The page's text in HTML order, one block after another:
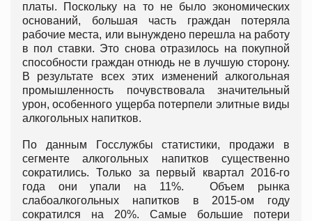
платы. Поскольку на то не было экономических
оснований, большая часть граждан потеряла
рабочие места, или вынуждено перешла на работу
в пол ставки. Это снова отразилось на покупной
способности граждан отнюдь не в лучшую сторону.
В результате всех этих изменений алкогольная
промышленность почувствовала значительный
урон, особенного ущерба потерпели элитные виды
алкогольных напитков.
По данным Госслужбы статистики, продажи в
сегменте алкогольных напитков существенно
сократились. Только за первый квартал 2016-го
года они упали на 11%. Объем рынка
слабоалкогольных напитков в 2015-ом году
сократился на 20%. Самые большие потери